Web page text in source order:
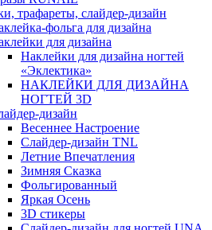
трафареты, слайдер-дизайн
фольга для дизайна
для дизайна
Наклейки для дизайна ногтей
«Эклектика»
НАКЛЕЙКИ ДЛЯ ДИЗАЙНА
НОГТЕЙ 3D
дизайн
Весеннее Настроение
Слайдер-дизайн TNL
Летние Впечатления
Зимняя Сказка
Фольгированный
Яркая Осень
3D стикеры